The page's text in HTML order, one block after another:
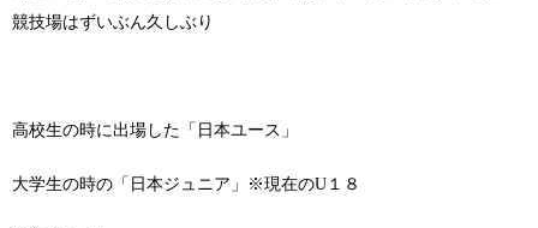
競技場はずいぶん久しぶり
高校生の時に出場した「日本ユース」
大学生の時の「日本ジュニア」※現在のU１８